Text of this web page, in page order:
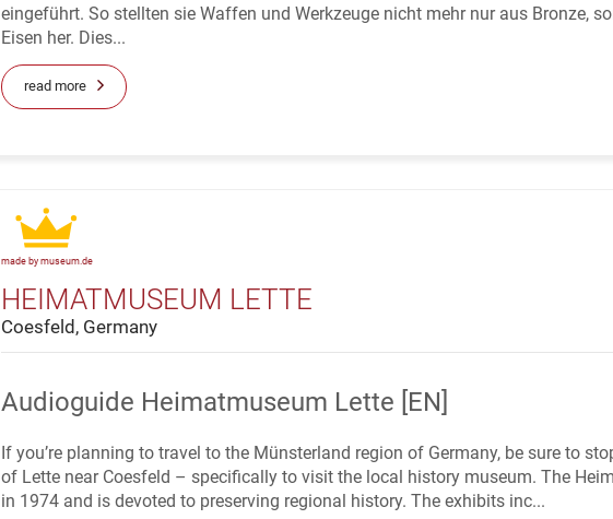
eingeführt. So stellten sie Waffen und Werkzeuge nicht mehr nur aus Bronze,
Eisen her. Dies...
read more
made by museum.de
HEIMATMUSEUM LETTE
Coesfeld, Germany
Audioguide Heimatmuseum Lette [EN]
If you’re planning to travel to the Münsterland region of Germany, be sure to
of Lette near Coesfeld – specifically to visit the local history museum. The
in 1974 and is devoted to preserving regional history. The exhibits inc...